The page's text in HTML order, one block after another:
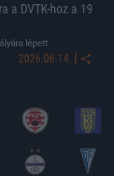
a DVTK-hoz a 19
lépett.
2026.06.14. |